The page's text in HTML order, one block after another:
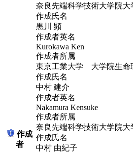
作成
者
奈良先端科学技術大学院
作成氏名
黒川 顕
作成者英名
Kurokawa Ken
作成者所属
東京工業大学 大学院生命
作成氏名
中村 建介
作成者英名
Nakamura Kensuke
作成者所属
奈良先端科学技術大学院
作成氏名
中村 由紀子